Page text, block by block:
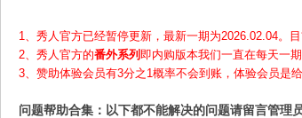
1、秀人官方已经暂停更新，最新一期为2026.02.04。
2、 秀人官方的番外系列 即内购版本我们一直在每天一
3、赞助体验会员有3分之1概率不会到账，体验会员是
问题帮助合集 ：以下都不能解决的问题请留言管理